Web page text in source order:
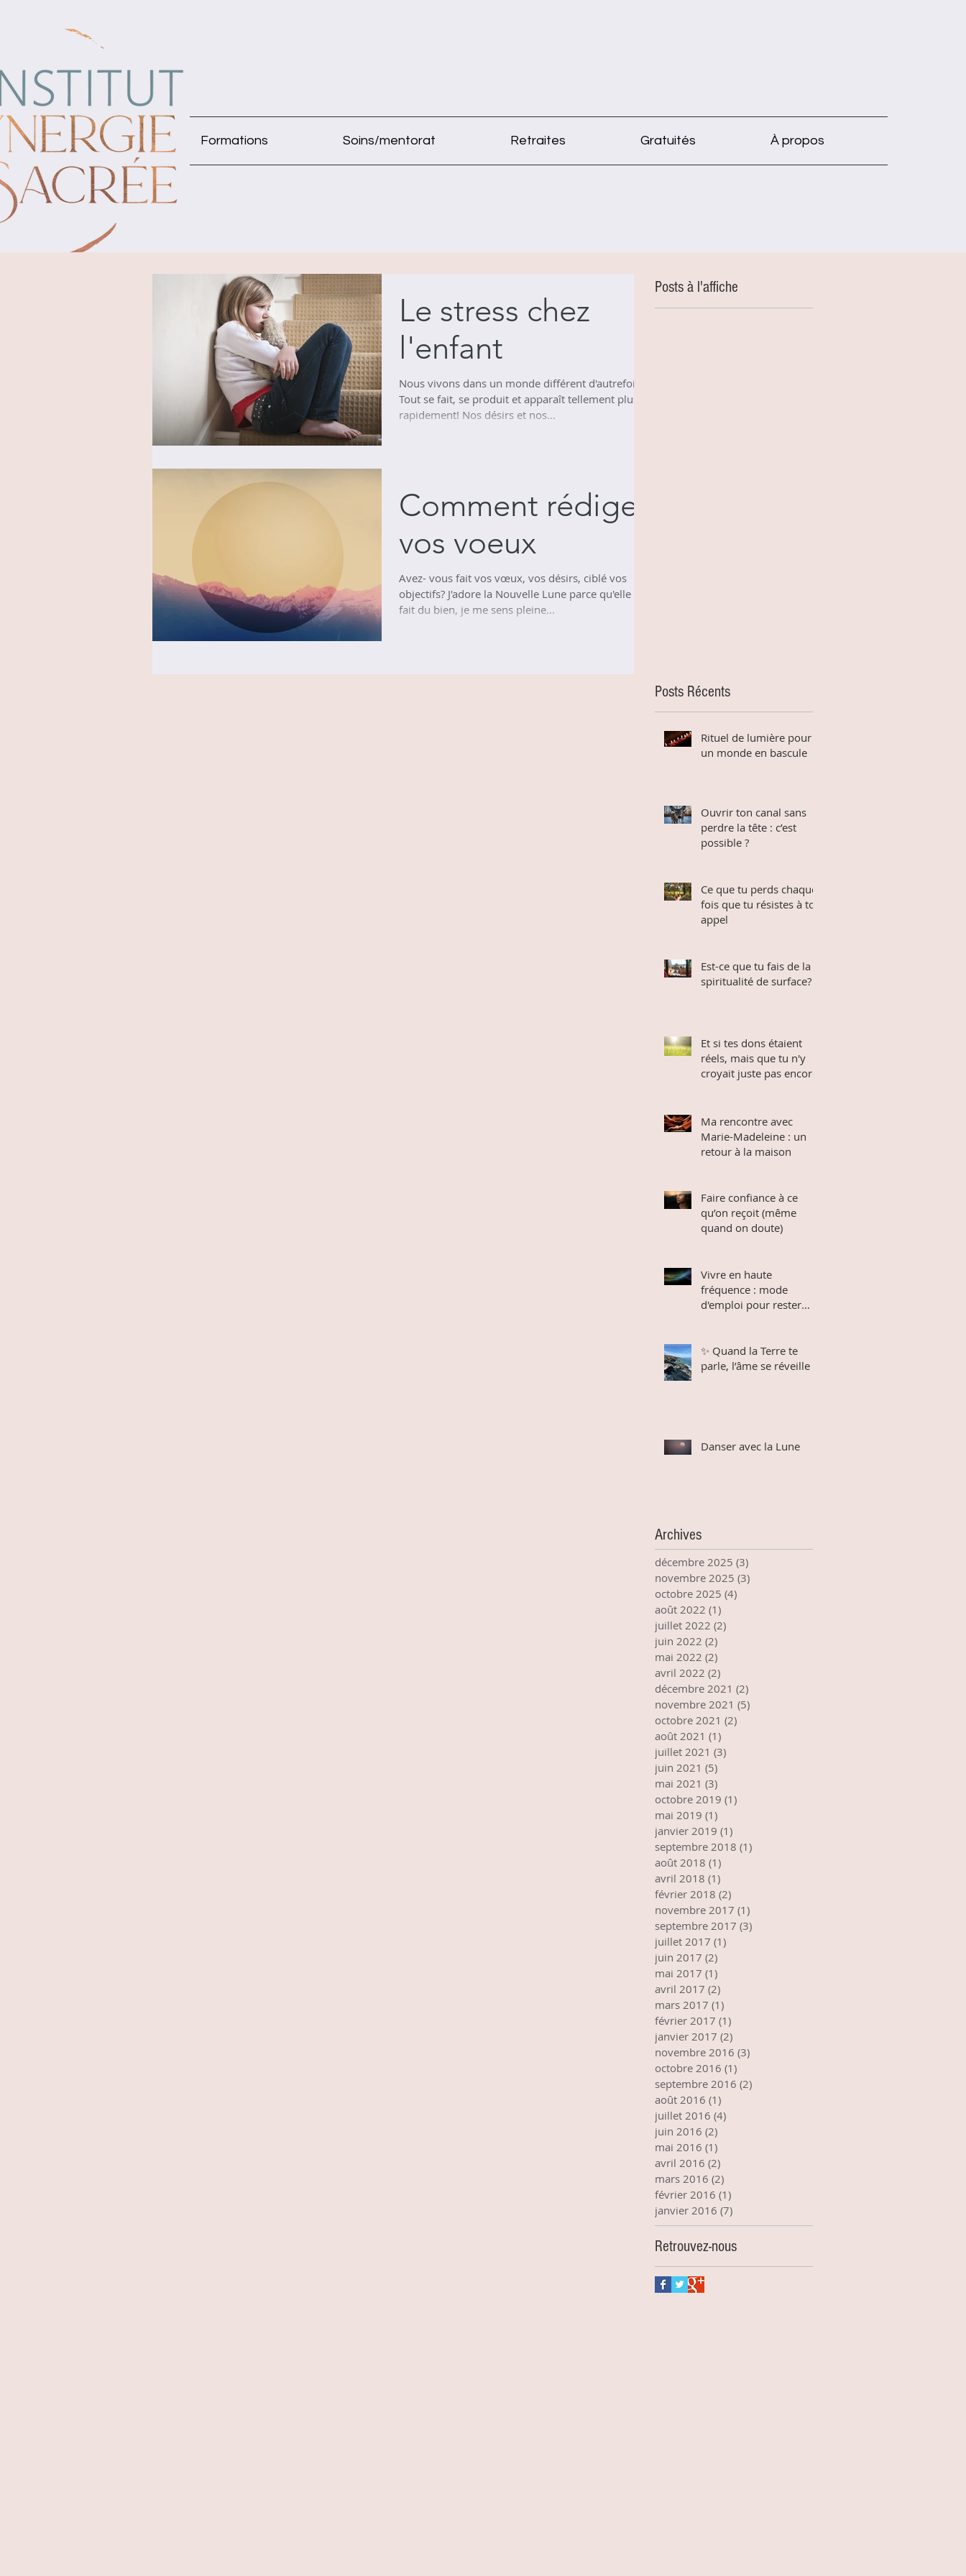
Formations Soins/mentorat Retraites Gratuités À propos
Le stress chez
l'enfant
Nous vivons dans un monde différent d'autrefois.
Tout se fait, se produit et apparaît tellement plus
rapidement! Nos désirs et nos...
Comment rédiger
vos voeux
Avez- vous fait vos vœux, vos désirs, ciblé vos
objectifs? J'adore la Nouvelle Lune parce qu'elle me
fait du bien, je me sens pleine...
Posts à l'affiche
Posts Récents
Rituel de lumière pour
un monde en bascule
Ouvrir ton canal sans
perdre la tête : c’est
possible ?
Ce que tu perds chaque
fois que tu résistes à ton
appel
Est-ce que tu fais de la
spiritualité de surface?
Et si tes dons étaient
réels, mais que tu n'y
croyait juste pas encore
Ma rencontre avec
Marie-Madeleine : un
retour à la maison
Faire confiance à ce
qu’on reçoit (même
quand on doute)
Vivre en haute
fréquence : mode
d'emploi pour rester
✨ Quand la Terre te
parle, l’âme se réveille
Danser avec la Lune
Archives
décembre 2025 (3)
novembre 2025 (3)
octobre 2025 (4)
août 2022 (1)
juillet 2022 (2)
juin 2022 (2)
mai 2022 (2)
avril 2022 (2)
décembre 2021 (2)
novembre 2021 (5)
octobre 2021 (2)
août 2021 (1)
juillet 2021 (3)
juin 2021 (5)
mai 2021 (3)
octobre 2019 (1)
mai 2019 (1)
janvier 2019 (1)
septembre 2018 (1)
août 2018 (1)
avril 2018 (1)
février 2018 (2)
novembre 2017 (1)
septembre 2017 (3)
juillet 2017 (1)
juin 2017 (2)
mai 2017 (1)
avril 2017 (2)
mars 2017 (1)
février 2017 (1)
janvier 2017 (2)
novembre 2016 (3)
octobre 2016 (1)
septembre 2016 (2)
août 2016 (1)
juillet 2016 (4)
juin 2016 (2)
mai 2016 (1)
avril 2016 (2)
mars 2016 (2)
février 2016 (1)
janvier 2016 (7)
Retrouvez-nous